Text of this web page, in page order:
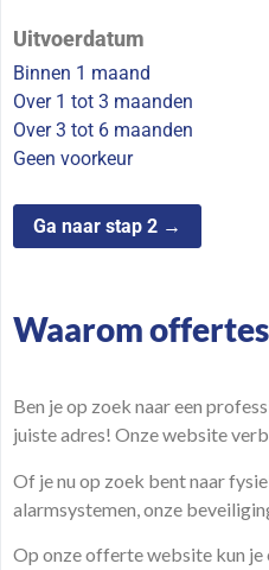
Uitvoerdatum
Binnen 1 maand
Over 1 tot 3 maanden
Over 3 tot 6 maanden
Geen voorkeur
Waarom
Ben je op zoek naar een
juiste adres! Onze website
Of je nu op zoek bent naar
alarmsystemen, onze
Op onze offerte website kun je